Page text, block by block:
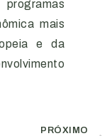
mais
e da
PRÓXIMO